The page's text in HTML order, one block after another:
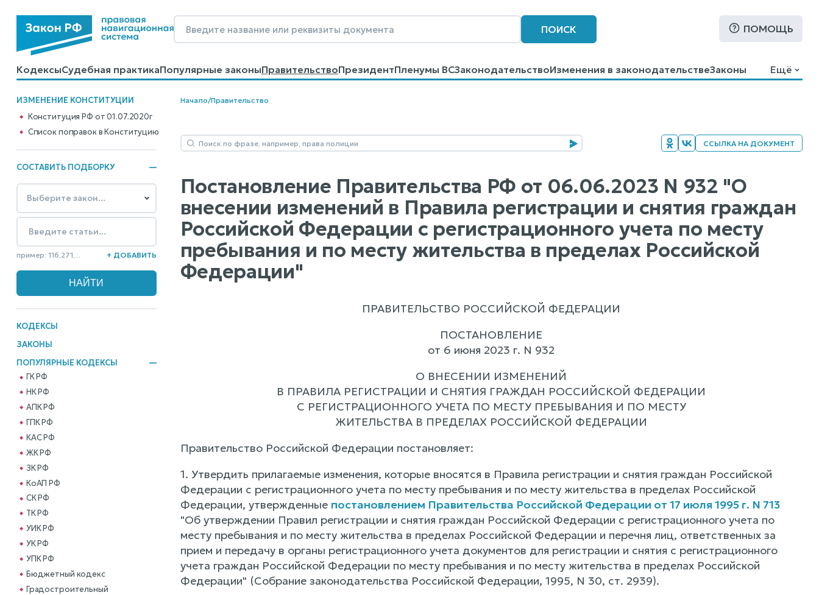
ПОИСК ПОМОЩЬ
КодексыСудебная практикаПопулярные законыПравительствоПрезидентПленумы ВСЗаконодательствоИзменения в законодательствеЗаконы
КалькуляторыСправочные материалыОбразцы договоровКонтактыПомощьПоиск
Ещё
ИЗМЕНЕНИЕ КОНСТИТУЦИИ
Конституция РФ от 01.07.2020г
Cписок поправок в Конституцию
СОСТАВИТЬ ПОДБОРКУ
пример: 116,271,... + ДОБАВИТЬ
КОДЕКСЫ
ЗАКОНЫ
ПОПУЛЯРНЫЕ КОДЕКСЫ
ГК РФ
НК РФ
АПК РФ
ГПК РФ
КАС РФ
ЖК РФ
ЗК РФ
КоАП РФ
СК РФ
ТК РФ
УИК РФ
УК РФ
УПК РФ
Бюджетный кодекс
Градостроительный
Начало/Правительство
ССЫЛКА НА ДОКУМЕНТ
Постановление Правительства РФ от 06.06.2023 N 932 "О
внесении изменений в Правила регистрации и снятия граждан
Российской Федерации с регистрационного учета по месту
пребывания и по месту жительства в пределах Российской
Федерации"
ПРАВИТЕЛЬСТВО РОССИЙСКОЙ ФЕДЕРАЦИИ
ПОСТАНОВЛЕНИЕ
от 6 июня 2023 г. N 932
О ВНЕСЕНИИ ИЗМЕНЕНИЙ
В ПРАВИЛА РЕГИСТРАЦИИ И СНЯТИЯ ГРАЖДАН РОССИЙСКОЙ ФЕДЕРАЦИИ
С РЕГИСТРАЦИОННОГО УЧЕТА ПО МЕСТУ ПРЕБЫВАНИЯ И ПО МЕСТУ
ЖИТЕЛЬСТВА В ПРЕДЕЛАХ РОССИЙСКОЙ ФЕДЕРАЦИИ
Правительство Российской Федерации постановляет:
1. Утвердить прилагаемые изменения, которые вносятся в Правила регистрации и снятия граждан Российской
Федерации с регистрационного учета по месту пребывания и по месту жительства в пределах Российской
Федерации, утвержденные постановлением Правительства Российской Федерации от 17 июля 1995 г. N 713
"Об утверждении Правил регистрации и снятия граждан Российской Федерации с регистрационного учета по
месту пребывания и по месту жительства в пределах Российской Федерации и перечня лиц, ответственных за
прием и передачу в органы регистрационного учета документов для регистрации и снятия с регистрационного
учета граждан Российской Федерации по месту пребывания и по месту жительства в пределах Российской
Федерации" (Собрание законодательства Российской Федерации, 1995, N 30, ст. 2939).